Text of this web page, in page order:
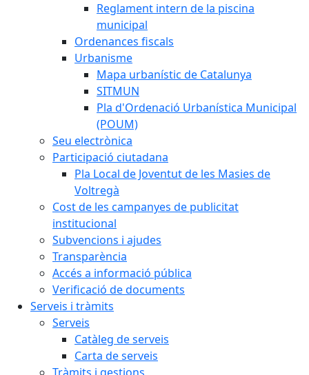
Reglament intern de la piscina
municipal
Ordenances fiscals
Urbanisme
Mapa urbanístic de Catalunya
SITMUN
Pla d'Ordenació Urbanística Municipal
(POUM)
Seu electrònica
Participació ciutadana
Pla Local de Joventut de les Masies de
Voltregà
Cost de les campanyes de publicitat
institucional
Subvencions i ajudes
Transparència
Accés a informació pública
Verificació de documents
Serveis i tràmits
Serveis
Catàleg de serveis
Carta de serveis